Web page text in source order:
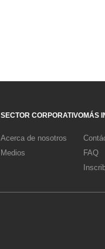
SECTOR CORPORATIVO
Acerca de nosotros
Medios
MÁS
FAQ